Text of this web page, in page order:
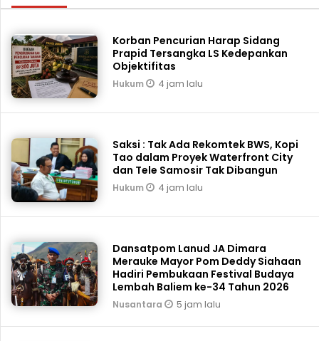
Korban Pencurian Harap Sidang
Prapid Tersangka LS Kedepankan
Objektifitas
Hukum 4 jam lalu
Saksi : Tak Ada Rekomtek BWS, Kopi
Tao dalam Proyek Waterfront City
dan Tele Samosir Tak Dibangun
Hukum 4 jam lalu
Dansatpom Lanud JA Dimara
Merauke Mayor Pom Deddy Siahaan
Hadiri Pembukaan Festival Budaya
Lembah Baliem ke-34 Tahun 2026
Nusantara 5 jam lalu